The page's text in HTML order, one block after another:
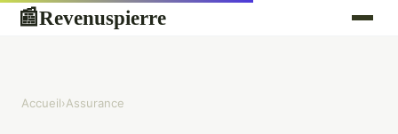
📰Revenuspierre
Accueil›Assurance